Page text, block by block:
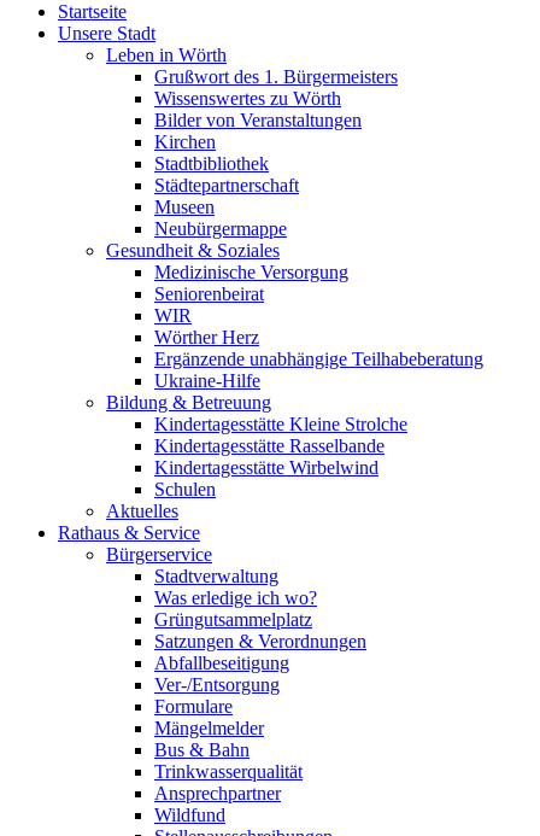
Startseite
Unsere Stadt
Leben in Wörth
Grußwort des 1. Bürgermeisters
Wissenswertes zu Wörth
Bilder von Veranstaltungen
Kirchen
Stadtbibliothek
Städtepartnerschaft
Museen
Neubürgermappe
Gesundheit & Soziales
Medizinische Versorgung
Seniorenbeirat
WIR
Wörther Herz
Ergänzende unabhängige Teilhabeberatung
Ukraine-Hilfe
Bildung & Betreuung
Kindertagesstätte Kleine Strolche
Kindertagesstätte Rasselbande
Kindertagesstätte Wirbelwind
Schulen
Aktuelles
Rathaus & Service
Bürgerservice
Stadtverwaltung
Was erledige ich wo?
Grüngutsammelplatz
Satzungen & Verordnungen
Abfallbeseitigung
Ver-/Entsorgung
Formulare
Mängelmelder
Bus & Bahn
Trinkwasserqualität
Ansprechpartner
Wildfund